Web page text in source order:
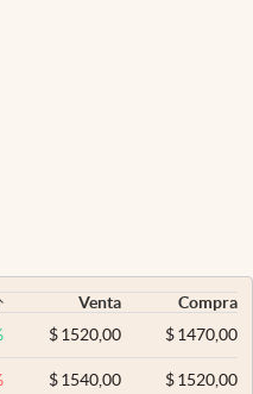
Venta
Compra
$ 1520,00 $1470,00
$ 1540,00 $1520,00